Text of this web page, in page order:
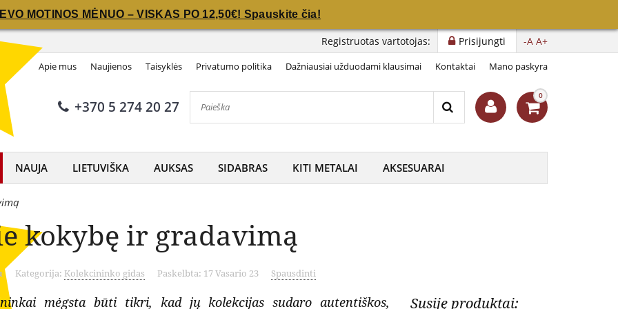
MOTINOS MĖNUO – VISKAS PO 12,50€! Spauskite čia!
-A A+
Prisijungti
Registruotas vartotojas:
Apie mus Naujienos Taisyklės Privatumo politika Dažniausiai užduodami klausimai Kontaktai Mano paskyra
+370 5 274 20 27
0
NAUJA LIETUVIŠKA AUKSAS SIDABRAS KITI METALAI AKSESUARAI
kokybę ir gradavimą
Kategorija: Kolekcininko gidas Paskelbta: 17 Vasario 23 Spausdinti
mėgsta būti tikri, kad jų kolekcijas sudaro autentiškos,
Susiję produktai:
MOTINOS MĖNUO – VISKAS PO 12,50€! Spauskite čia!